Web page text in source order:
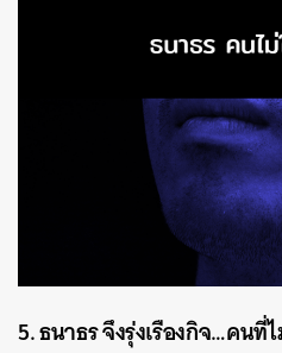
5. ธนาธร จึงรุ่งเรืองกิจ…คนที่